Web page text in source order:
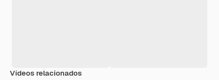
Vídeos relacionados